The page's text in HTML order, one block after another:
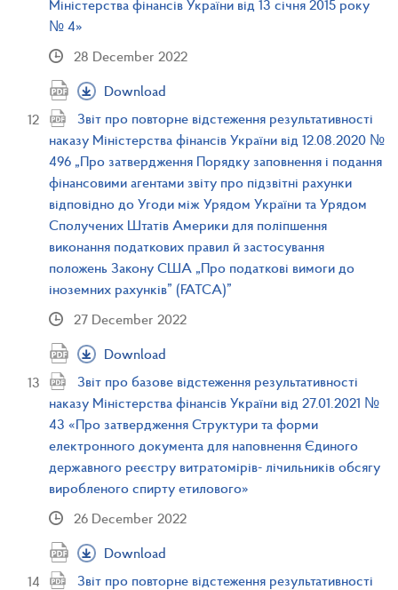
Міністерства фінансів України від 13 січня 2015 року
№ 4»
28 December 2022
Download
Звіт про повторне відстеження результативності
наказу Міністерства фінансів України від 12.08.2020 №
496 „Про затвердження Порядку заповнення і подання
фінансовими агентами звіту про підзвітні рахунки
відповідно до Угоди між Урядом України та Урядом
Сполучених Штатів Америки для поліпшення
виконання податкових правил й застосування
положень Закону США „Про податкові вимоги до
іноземних рахунків” (FATCA)”
27 December 2022
Download
Звіт про базове відстеження результативності
наказу Міністерства фінансів України від 27.01.2021 №
43 «Про затвердження Структури та форми
електронного документа для наповнення Єдиного
державного реєстру витратомірів- лічильників обсягу
виробленого спирту етилового»
26 December 2022
Download
Звіт про повторне відстеження результативності